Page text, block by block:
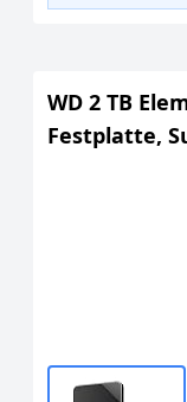
WD 2 TB
Festplatte,
1/USB 3.0,
Formatiert